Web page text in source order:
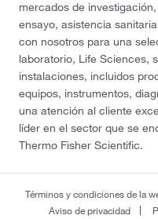
mercados de
ensayo, asistencia
con nosotros para una
laboratorio, Life Sciences,
instalaciones, incluidos
equipos, instrumentos,
una atención al cliente
líder en el sector que se
Thermo Fisher Scientific.
Términos y condiciones de la
Aviso de privacidad